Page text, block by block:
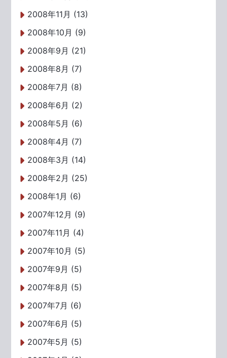
2008年11月 (13)
2008年10月 (9)
2008年9月 (21)
2008年8月 (7)
2008年7月 (8)
2008年6月 (2)
2008年5月 (6)
2008年4月 (7)
2008年3月 (14)
2008年2月 (25)
2008年1月 (6)
2007年12月 (9)
2007年11月 (4)
2007年10月 (5)
2007年9月 (5)
2007年8月 (5)
2007年7月 (6)
2007年6月 (5)
2007年5月 (5)